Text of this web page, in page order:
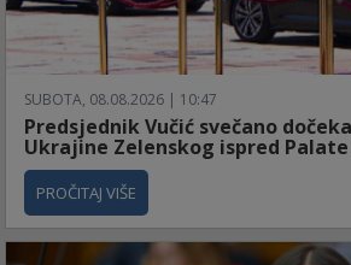
SUBOTA, 08.08.2026 | 10:47
Predsjednik Vučić svečano
Ukrajine Zelenskog ispred
PROČITAJ VIŠE